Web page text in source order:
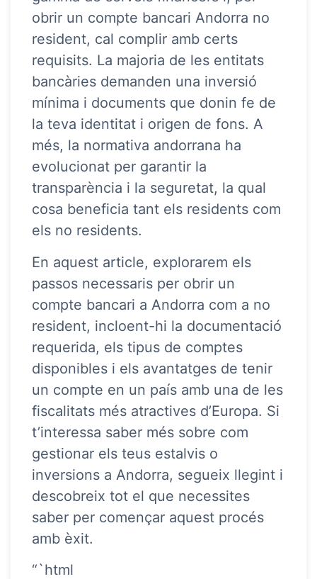
obrir un compte bancari Andorra no
resident, cal complir amb certs
requisits. La majoria de les entitats
bancàries demanden una inversió
mínima i documents que donin fe de
la teva identitat i origen de fons. A
més, la normativa andorrana ha
evolucionat per garantir la
transparència i la seguretat, la qual
cosa beneficia tant els residents com
els no residents.
En aquest article, explorarem els
passos necessaris per obrir un
compte bancari a Andorra com a no
resident, incloent-hi la documentació
requerida, els tipus de comptes
disponibles i els avantatges de tenir
un compte en un país amb una de les
fiscalitats més atractives d’Europa. Si
t’interessa saber més sobre com
gestionar els teus estalvis o
inversions a Andorra, segueix llegint i
descobreix tot el que necessites
saber per començar aquest procés
amb èxit.
“`html